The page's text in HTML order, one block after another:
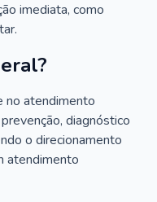
imediata, como
no atendimento
diagnóstico
o direcionamento
atendimento